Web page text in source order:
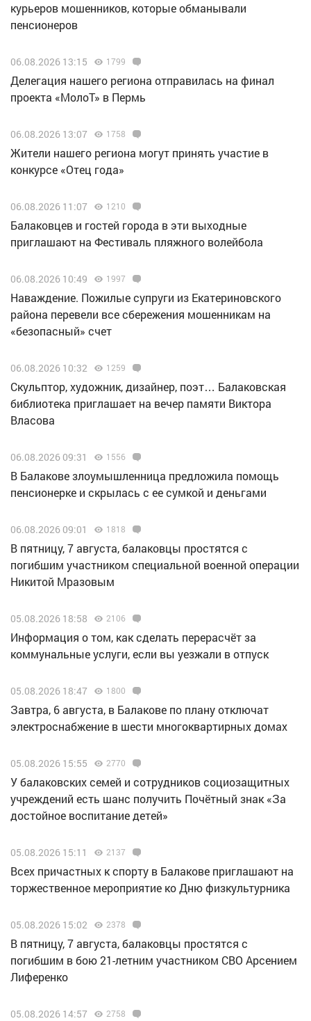
курьеров мошенников, которые обманывали
пенсионеров
06.08.2026 13:15 1799
Делегация нашего региона отправилась на финал
проекта «МолоТ» в Пермь
06.08.2026 13:07 1758
Жители нашего региона могут принять участие в
конкурсе «Отец года»
06.08.2026 11:07 1210
Балаковцев и гостей города в эти выходные
приглашают на Фестиваль пляжного волейбола
06.08.2026 10:49 1997
Наваждение. Пожилые супруги из Екатериновского
района перевели все сбережения мошенникам на
«безопасный» счет
06.08.2026 10:32 1259
Скульптор, художник, дизайнер, поэт… Балаковская
библиотека приглашает на вечер памяти Виктора
Власова
06.08.2026 09:31 1556
В Балакове злоумышленница предложила помощь
пенсионерке и скрылась с ее сумкой и деньгами
06.08.2026 09:01 1818
В пятницу, 7 августа, балаковцы простятся с
погибшим участником специальной военной операции
Никитой Мразовым
05.08.2026 18:58 2106
Информация о том, как сделать перерасчёт за
коммунальные услуги, если вы уезжали в отпуск
05.08.2026 18:47 1800
Завтра, 6 августа, в Балакове по плану отключат
электроснабжение в шести многоквартирных домах
05.08.2026 15:55 2770
У балаковских семей и сотрудников социозащитных
учреждений есть шанс получить Почётный знак «За
достойное воспитание детей»
05.08.2026 15:11 2137
Всех причастных к спорту в Балакове приглашают на
торжественное мероприятие ко Дню физкультурника
05.08.2026 15:02 2378
В пятницу, 7 августа, балаковцы простятся с
погибшим в бою 21-летним участником СВО Арсением
Лиференко
05.08.2026 14:57 2758